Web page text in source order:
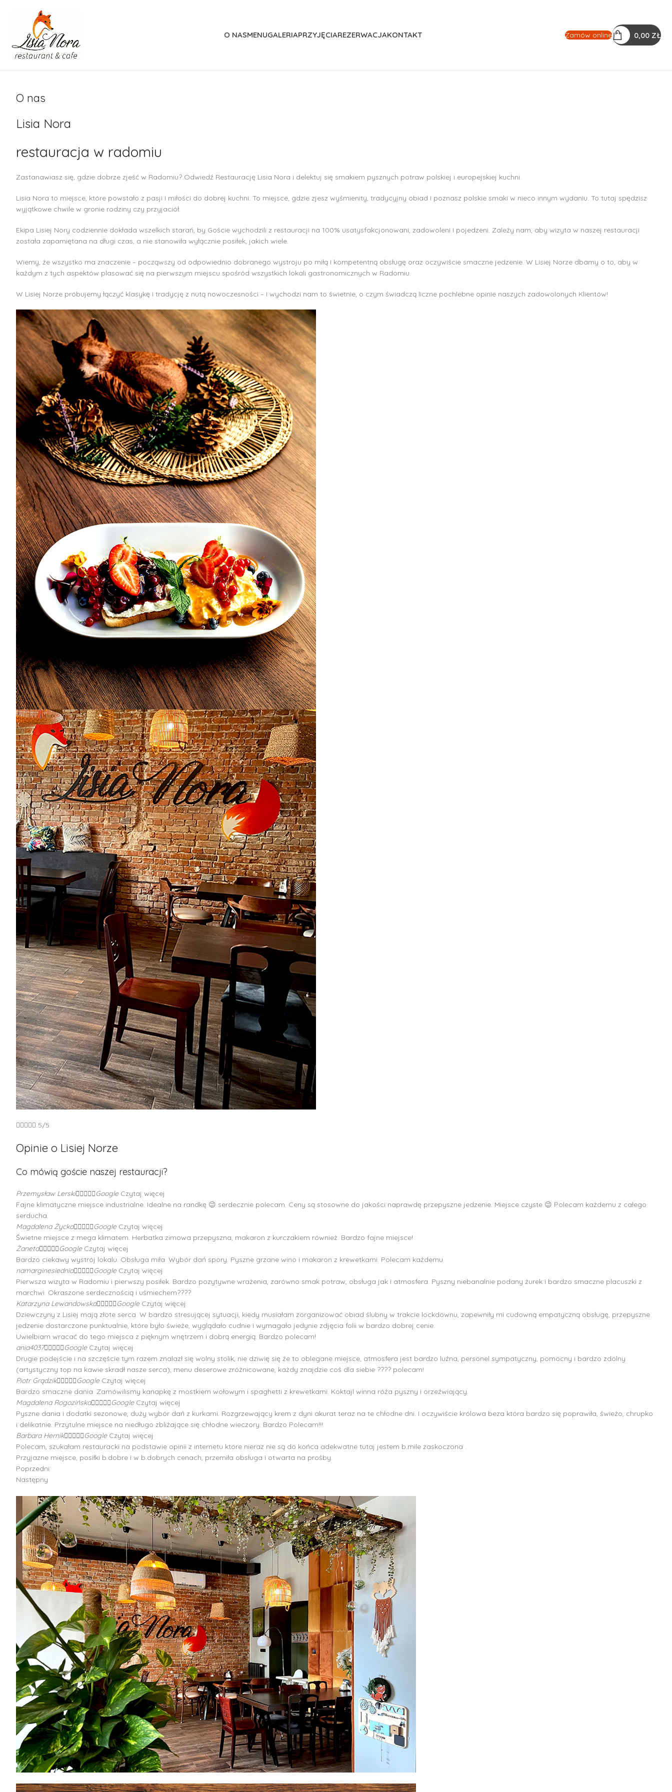
O NASMENUGALERIAPRZYJĘCIAREZERWACJAKONTAKT Zamów online 0,00 ZŁ
O nas
Lisia Nora
restauracja w radomiu
Zastanawiasz się, gdzie dobrze zjeść w Radomiu? Odwiedź Restaurację Lisia Nora i delektuj się smakiem pysznych potraw polskiej i europejskiej kuchni.
Lisia Nora to miejsce, które powstało z pasji i miłości do dobrej kuchni. To miejsce, gdzie zjesz wyśmienity, tradycyjny obiad i poznasz polskie smaki w nieco innym wydaniu. To tutaj spędzisz
wyjątkowe chwile w gronie rodziny czy przyjaciół.
Ekipa Lisiej Nory codziennie dokłada wszelkich starań, by Goście wychodzili z restauracji na 100% usatysfakcjonowani, zadowoleni i pojedzeni. Zależy nam, aby wizyta w naszej restauracji
została zapamiętana na długi czas, a nie stanowiła wyłącznie posiłek, jakich wiele.
Wiemy, że wszystko ma znaczenie – począwszy od odpowiednio dobranego wystroju po miłą i kompetentną obsługę oraz oczywiście smaczne jedzenie. W Lisiej Norze dbamy o to, aby w
każdym z tych aspektów plasować się na pierwszym miejscu spośród wszystkich lokali gastronomicznych w Radomiu.
W Lisiej Norze próbujemy łączyć klasykę i tradycję z nutą nowoczesności – i wychodzi nam to świetnie, o czym świadczą liczne pochlebne opinie naszych zadowolonych Klientów!
 5/5
Opinie o Lisiej Norze
Co mówią goście naszej restauracji?
Przemysław LerskiGoogleCzytaj więcej
Fajne klimatyczne miejsce industrialne. Idealne na randkę 😉 serdecznie polecam. Ceny są stosowne do jakości naprawdę przepyszne jedzenie. Miejsce czyste 😉 Polecam każdemu z całego
serducha.
Magdalena ŻyckaGoogleCzytaj więcej
Świetne miejsce z mega klimatem. Herbatka zimowa przepyszna, makaron z kurczakiem również. Bardzo fajne miejsce!
ŻanetaGoogleCzytaj więcej
Bardzo ciekawy wystrój lokalu. Obsługa miła. Wybór dań spory. Pyszne grzane wino i makaron z krewetkami. Polecam każdemu
namarginesiedniaGoogleCzytaj więcej
Pierwsza wizyta w Radomiu i pierwszy posiłek. Bardzo pozytywne wrażenia, zarówno smak potraw, obsługa jak i atmosfera. Pyszny niebanalnie podany żurek i bardzo smaczne placuszki z
marchwi. Okraszone serdecznością i uśmiechem????
Katarzyna LewandowskaGoogleCzytaj więcej
Dziewczyny z Lisiej mają złote serca. W bardzo stresującej sytuacji, kiedy musiałam zorganizować obiad ślubny w trakcie lockdownu, zapewniły mi cudowną empatyczną obsługę, przepyszne
jedzenie dostarczone punktualnie, które było świeże, wyglądało cudnie i wymagało jedynie zdjęcia folii w bardzo dobrej cenie.
Uwielbiam wracać do tego miejsca z pięknym wnętrzem i dobrą energią. Bardzo polecam!
ania4037GoogleCzytaj więcej
Drugie podejście i na szczęście tym razem znalazł się wolny stolik, nie dziwię się że to oblegane miejsce, atmosfera jest bardzo luźna, personel sympatyczny, pomocny i bardzo zdolny
(artystyczny top na kawie skradł nasze serca), menu deserowe zróżnicowane, każdy znajdzie coś dla siebie ???? polecam!
Piotr GrądzikGoogleCzytaj więcej
Bardzo smaczne dania. Zamówilismy kanapkę z mostkiem wołowym i spaghetti z krewetkami. Koktajl winna róża pyszny i orzeźwiający.
Magdalena RogozińskaGoogleCzytaj więcej
Pyszne dania i dodatki sezonowe, duży wybór dań z kurkami. Rozgrzewający krem z dyni akurat teraz na te chłodne dni. I oczywiście królowa beza która bardzo się poprawiła, świeżo, chrupko
i delikatnie. Przytulne miejsce na niedługo zbliżające się chłodne wieczory. Bardzo Polecam!!!
Barbara HernikGoogleCzytaj więcej
Polecam, szukałam restauracki na podstawie opinii z internetu które nieraz nie są do końca adekwatne tutaj jestem b.mile zaskoczona .
Przyjazne miejsce, posiłki b.dobre i w b.dobrych cenach, przemiła obsługa i otwarta na prośby.
Poprzedni
Następny